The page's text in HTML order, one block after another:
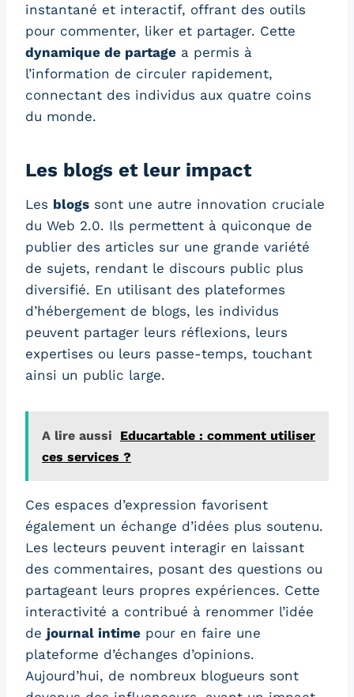
instantané et interactif, offrant des outils
pour commenter, liker et partager. Cette
dynamique de partage a permis à
l’information de circuler rapidement,
connectant des individus aux quatre coins
du monde.
Les blogs et leur impact
Les blogs sont une autre innovation cruciale
du Web 2.0. Ils permettent à quiconque de
publier des articles sur une grande variété
de sujets, rendant le discours public plus
diversifié. En utilisant des plateformes
d’hébergement de blogs, les individus
peuvent partager leurs réflexions, leurs
expertises ou leurs passe-temps, touchant
ainsi un public large.
A lire aussi
Educartable : comment utiliser
ces services ?
Ces espaces d’expression favorisent
également un échange d’idées plus soutenu.
Les lecteurs peuvent interagir en laissant
des commentaires, posant des questions ou
partageant leurs propres expériences. Cette
interactivité a contribué à renommer l’idée
de journal intime pour en faire une
plateforme d’échanges d’opinions.
Aujourd’hui, de nombreux blogueurs sont